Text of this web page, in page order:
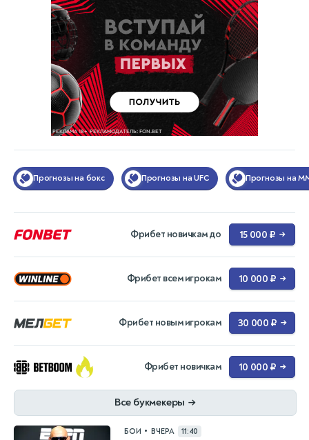
Прогнозы на бокс Прогнозы на UFC Прогнозы на
Фрибет новичкам до 15 000 ₽ →
Фрибет всем игрокам 10 000 ₽ →
Фрибет новым игрокам 30 000 ₽ →
Фрибет новичкам 10 000 ₽ →
Все букмекеры →
БОИ • ВЧЕРА 11:40